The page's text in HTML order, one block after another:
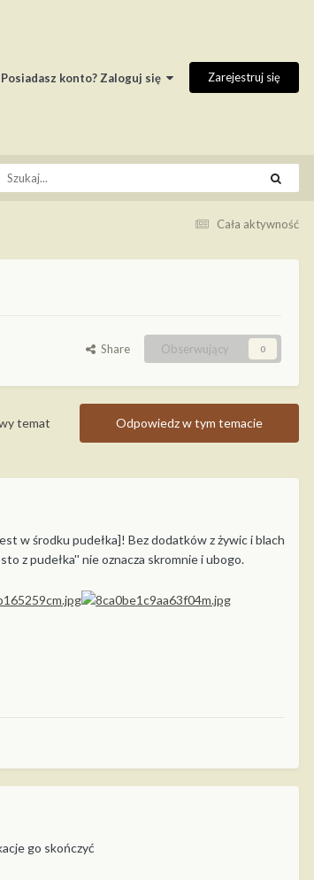
Posiadasz konto? Zaloguj się Zarejestruj się
Cała aktywność
Share Obserwujący 0
Odpowiedz w tym temacie
temat
w środku pudełka]! Bez dodatków z żywic i blach
z pudełka'' nie oznacza skromnie i ubogo.
go skończyć